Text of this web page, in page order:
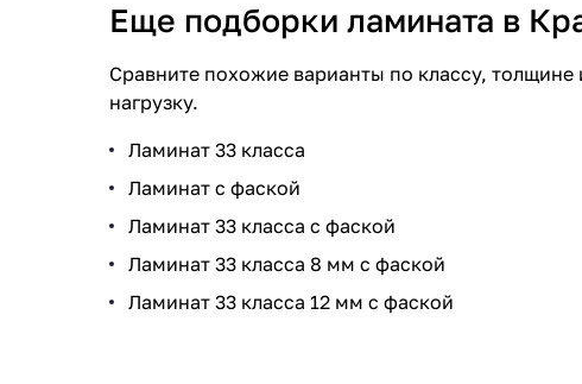
Еще подборки ламината в
Сравните похожие варианты по классу,
нагрузку.
Ламинат 33 класса
Ламинат с фаской
Ламинат 33 класса с фаской
Ламинат 33 класса 8 мм с фаской
Ламинат 33 класса 12 мм с фаской